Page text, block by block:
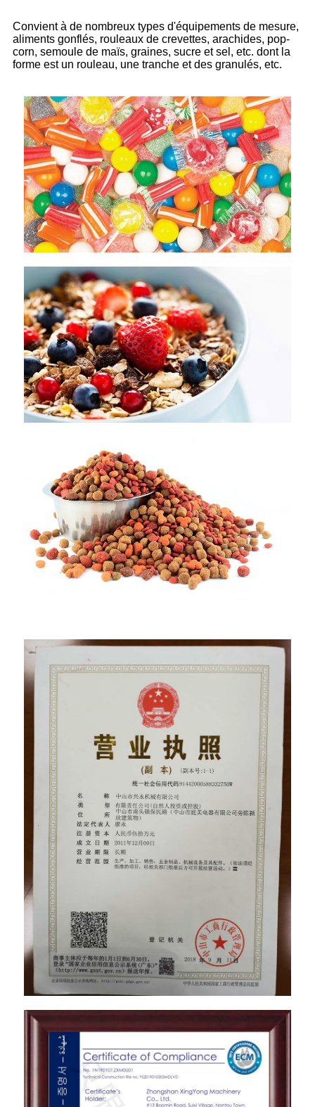
Convient à de nombreux types d'équipements de mesure,
aliments gonflés, rouleaux de crevettes, arachides, pop-
corn, semoule de maïs, graines, sucre et sel, etc. dont la
forme est un rouleau, une tranche et des granulés, etc.